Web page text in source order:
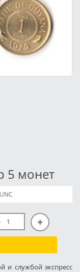
5 монет
и службой экспресс